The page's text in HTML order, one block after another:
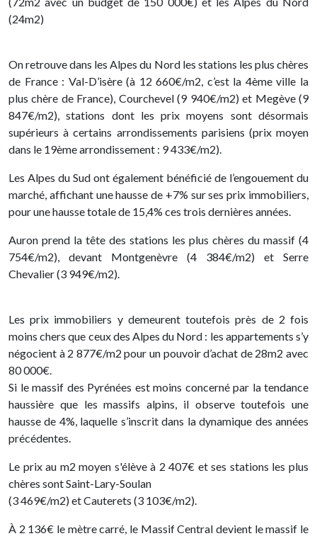
(24m2)
On retrouve dans les Alpes du Nord les stations les plus chères
de France : Val-D’isère (à 12 660€/m2, c’est la 4ème ville la
plus chère de France), Courchevel (9 940€/m2) et Megève (9
847€/m2), stations dont les prix moyens sont désormais
supérieurs à certains arrondissements parisiens (prix moyen
dans le 19ème arrondissement : 9 433€/m2).
Les Alpes du Sud ont également bénéficié de l’engouement du
marché, affichant une hausse de +7% sur ses prix immobiliers,
pour une hausse totale de 15,4% ces trois dernières années.
Auron prend la tête des stations les plus chères du massif (4
754€/m2), devant Montgenèvre (4 384€/m2) et Serre
Chevalier (3 949€/m2).
Les prix immobiliers y demeurent toutefois près de 2 fois
moins chers que ceux des Alpes du Nord : les appartements s’y
négocient à 2 877€/m2 pour un pouvoir d’achat de 28m2 avec
80 000€.
Si le massif des Pyrénées est moins concerné par la tendance
haussière que les massifs alpins, il observe toutefois une
hausse de 4%, laquelle s’inscrit dans la dynamique des années
précédentes.
Le prix au m2 moyen s'élève à 2 407€ et ses stations les plus
chères sont Saint-Lary-Soulan
(3 469€/m2) et Cauterets (3 103€/m2).
À 2 136€ le mètre carré, le Massif Central devient le massif le